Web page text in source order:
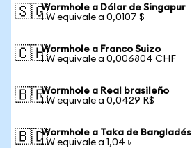
🇸🇬Wormhole a Dólar de Singapur
1 W equivale a 0,0107 $
🇨🇭Wormhole a Franco Suizo
1 W equivale a 0,006804 CHF
🇧🇷Wormhole a Real brasileño
1 W equivale a 0,0429 R$
🇧🇩Wormhole a Taka de Bangladés
1 W equivale a 1,04 ৳